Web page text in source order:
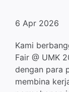
Teknologi
Komuniti
6 Apr 2026
Kami
Fair @ UMK
dengan para
membina